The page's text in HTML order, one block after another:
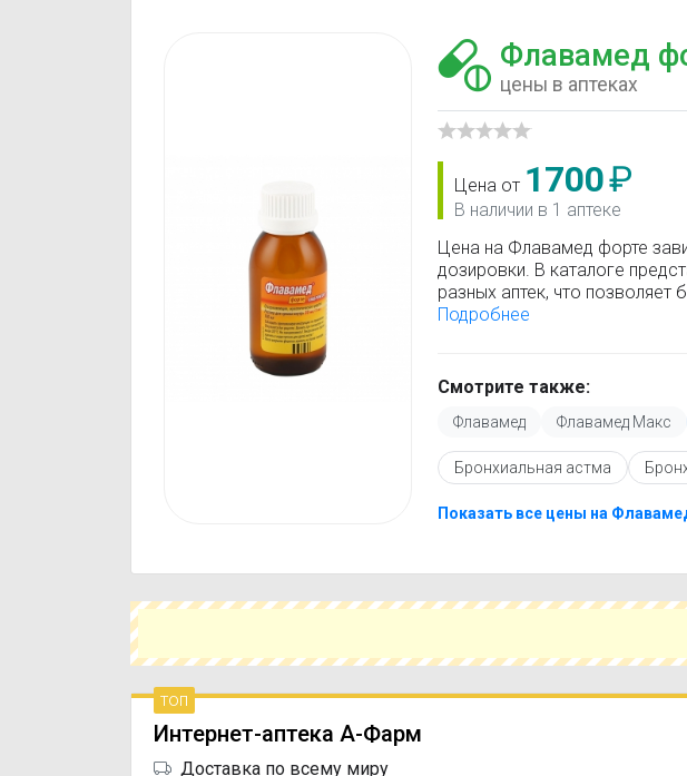
Флавамед
цены в аптеках
Цена от 1700₽
В наличии в 1 аптеке
Цена на Флавамед форте
дозировки. В каталоге
разных аптек, что позволяет
Флавамед форте по
Перед покупкой
инструкцией по применению,
противопоказаниями. При
подобрать аналоги
действующим веществом или
укажите свой город и
Подробнее
Смотрите также:
Флавамед Флавамед Макс
Бронхиальная астма
Показать все цены на
топ
Интернет-аптека А-Фарм
Доставка по всему миру